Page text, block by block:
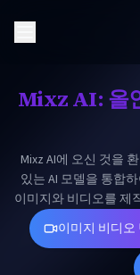
Mixz AI: 올
Mixz AI에 오신 것을
있는 AI 모델을 통합
이미지와 비디오를 제
기본 매개변수를 입
전문적인 기술이 필
검색이 아닌 창의성
이미지 비디